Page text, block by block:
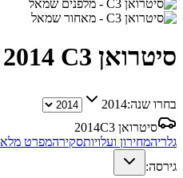
סיטרואן C3 2014
בחרו שנה:2014
סיטרואן C3
2014
גלריהמחירון ועלויותסקירהמפרט מלא
גירסה: